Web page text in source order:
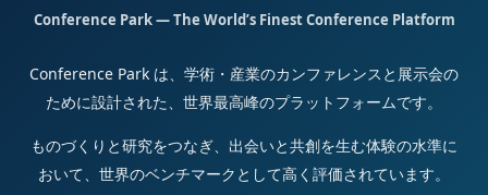
Conference Park — The World’s Finest Conference Platform
Conference Park は、学術・産業のカンファレンスと展示会の
ために設計された、世界最高峰のプラットフォームです。
ものづくりと研究をつなぎ、出会いと共創を生む体験の水準に
おいて、世界のベンチマークとして高く評価されています。